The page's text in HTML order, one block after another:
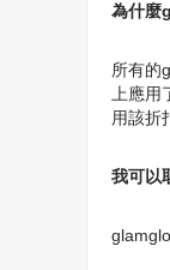
為什麼
所有的
上應用
用該折
我可以